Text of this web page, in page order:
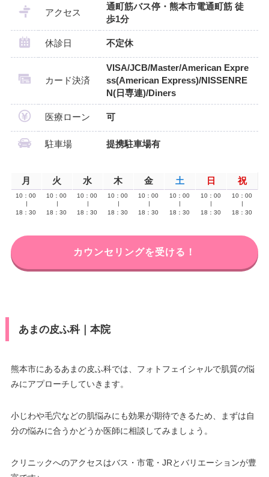
アクセス
通町筋バス停・熊本市電通町筋 徒
歩1分
休診日 不定休
カード決済
VISA/JCB/Master/American Expre
ss(American Express)/NISSENRE
N(日専連)/Diners
医療ローン 可
駐車場 提携駐車場有
月 火 水 木 金 土 日 祝
10：00
18：30
10：00
18：30
10：00
18：30
10：00
18：30
10：00
18：30
10：00
18：30
10：00
18：30
10：00
18：30
カウンセリングを受ける！
あまの皮ふ科｜本院
熊本市にあるあまの皮ふ科では、フォトフェイシャルで肌質の悩
みにアプローチしていきます。
小じわや毛穴などの肌悩みにも効果が期待できるため、まずは自
分の悩みに合うかどうか医師に相談してみましょう。
クリニックへのアクセスはバス・市電・JRとバリエーションが豊